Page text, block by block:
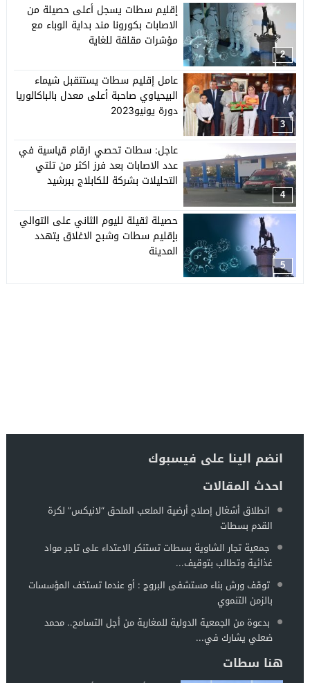
2
إقليم سطات يسجل أعلى حصيلة من
الاصابات بكورونا مند بداية الوباء مع
مؤشرات مقلقة للغاية
3
عامل إقليم سطات يستتقبل شيماء
البيحياوي صاحبة أعلى معدل بالباكالوريا
دورة يونيو2023
4
عاجل: سطات تحصي ارقام قياسية في
عدد الاصابات بعد فرز اكثر من تلتي
التحليلات بشركة للكابلاج ببرشيد
5
حصيلة ثقيلة لليوم الثاني على التوالي
بإقليم سطات وشبح الاغلاق يتهدد
المدينة
انضم الينا على فيسبوك
احدث المقالات
انطلاق أشغال إصلاح أرضية الملعب الملحق “لانيكس” لكرة
القدم بسطات
جمعية تجار الشاوية بسطات تستنكر الاعتداء على تاجر مواد
غذائية وتطالب بتوقيف...
توقف ورش بناء مستشفى البروج : أو عندما تستخف المؤسسات
بالزمن التنموي
بدعوة من الجمعية الدولية للمغاربة من أجل التسامح.. محمد
ضعلي يشارك في...
هنا سطات